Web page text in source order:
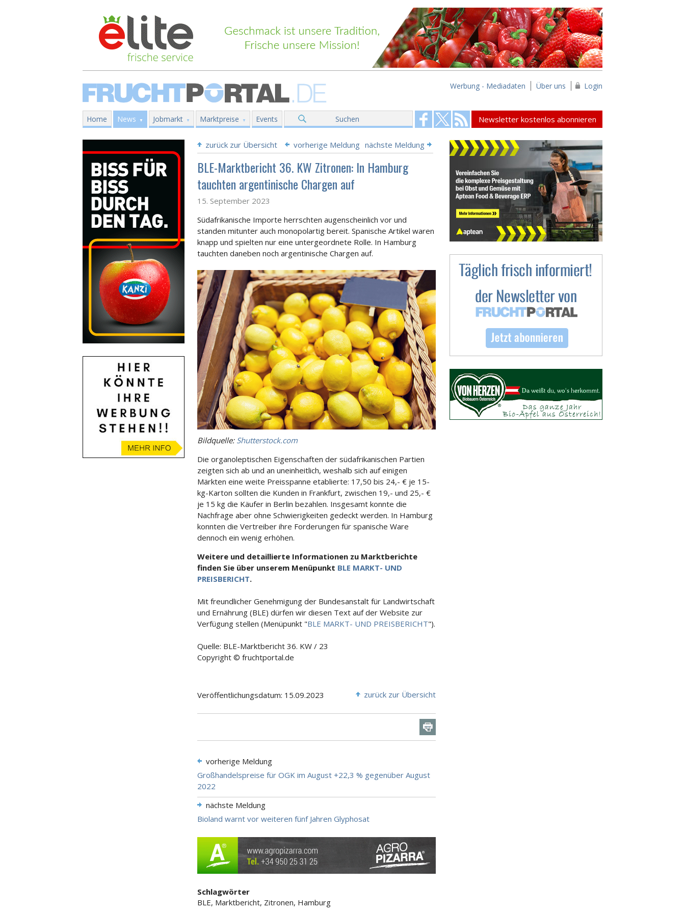
Werbung - Mediadaten Über uns Login
Home News Jobmarkt Marktpreise Events Suchen Newsletter kostenlos abonnieren
zurück zur Übersicht vorherige Meldung nächste Meldung
BLE-Marktbericht 36. KW Zitronen: In Hamburg
tauchten argentinische Chargen auf
15. September 2023
Südafrikanische Importe herrschten augenscheinlich vor und
standen mitunter auch monopolartig bereit. Spanische Artikel waren
knapp und spielten nur eine untergeordnete Rolle. In Hamburg
tauchten daneben noch argentinische Chargen auf.
Bildquelle: Shutterstock.com
Die organoleptischen Eigenschaften der südafrikanischen Partien
zeigten sich ab und an uneinheitlich, weshalb sich auf einigen
Märkten eine weite Preisspanne etablierte: 17,50 bis 24,- € je 15-
kg-Karton sollten die Kunden in Frankfurt, zwischen 19,- und 25,- €
je 15 kg die Käufer in Berlin bezahlen. Insgesamt konnte die
Nachfrage aber ohne Schwierigkeiten gedeckt werden. In Hamburg
konnten die Vertreiber ihre Forderungen für spanische Ware
dennoch ein wenig erhöhen.
Weitere und detaillierte Informationen zu Marktberichte
finden Sie über unserem Menüpunkt BLE MARKT- UND
PREISBERICHT.
Mit freundlicher Genehmigung der Bundesanstalt für Landwirtschaft
und Ernährung (BLE) dürfen wir diesen Text auf der Website zur
Verfügung stellen (Menüpunkt "BLE MARKT- UND PREISBERICHT").
Quelle: BLE-Marktbericht 36. KW / 23
Copyright © fruchtportal.de
Veröffentlichungsdatum: 15.09.2023 zurück zur Übersicht
vorherige Meldung
Großhandelspreise für OGK im August +22,3 % gegenüber August
2022
nächste Meldung
Bioland warnt vor weiteren fünf Jahren Glyphosat
Schlagwörter
BLE, Marktbericht, Zitronen, Hamburg